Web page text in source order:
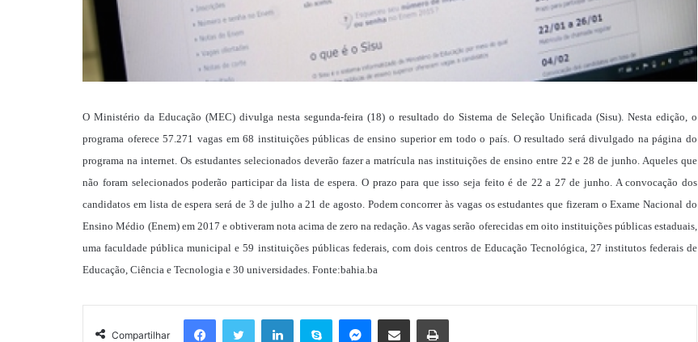
O Ministério da Educação (MEC) divulga nesta segunda-feira (18) o resultado do Sistema de Seleção Unificada (Sisu). Nesta edição, o
programa oferece 57.271 vagas em 68 instituições públicas de ensino superior em todo o país. O resultado será divulgado na página do
programa na internet. Os estudantes selecionados deverão fazer a matrícula nas instituições de ensino entre 22 e 28 de junho. Aqueles que
não foram selecionados poderão participar da lista de espera. O prazo para que isso seja feito é de 22 a 27 de junho. A convocação dos
candidatos em lista de espera será de 3 de julho a 21 de agosto. Podem concorrer às vagas os estudantes que fizeram o Exame Nacional do
Ensino Médio (Enem) em 2017 e obtiveram nota acima de zero na redação. As vagas serão oferecidas em oito instituições públicas estaduais,
uma faculdade pública municipal e 59 instituições públicas federais, com dois centros de Educação Tecnológica, 27 institutos federais de
Educação, Ciência e Tecnologia e 30 universidades. Fonte:bahia.ba
Compartilhar
FacebookTwitter LinkedinSkype Messenger
Compartilhar via e-mail Imprimir